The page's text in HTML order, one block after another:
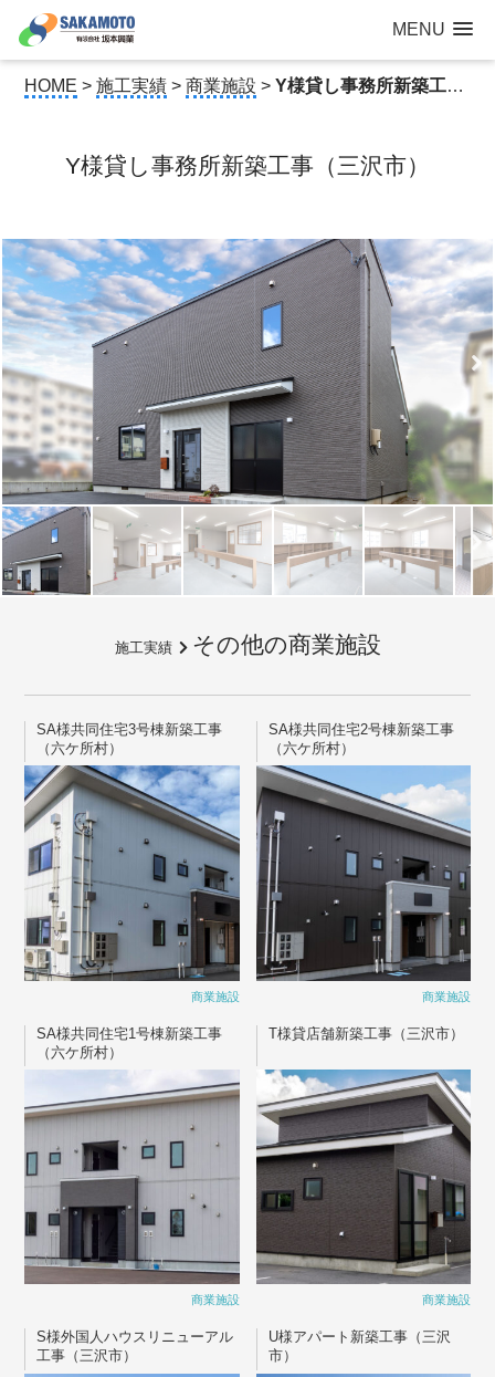
MENU
建設工事なら青森県三沢市の建設会社【有限会社 坂本興業 】
公共建築から住宅建築・土木工事・防犯カメラまで
HOME >施工実績 >商業施設 >Y様貸し事務所新築工事（三沢市）
Y様貸し事務所新築工事（三沢市）
施工実績 その他の商業施設
SA様共同住宅3号棟新築工事
（六ケ所村）
商業施設
SA様共同住宅2号棟新築工事
（六ケ所村）
商業施設
SA様共同住宅1号棟新築工事
（六ケ所村）
商業施設
T様貸店舗新築工事（三沢市）
商業施設
S様外国人ハウスリニューアル
工事（三沢市）
U様アパート新築工事（三沢
市）